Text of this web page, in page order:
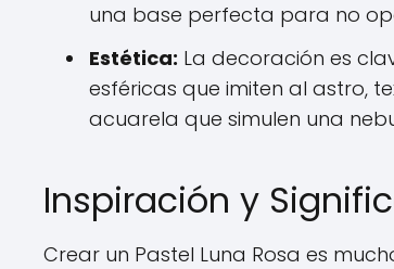
una base perfecta para no
Estética: La decoración es
esféricas que imiten al astro,
acuarela que simulen una
Inspiración y
Crear un Pastel Luna Rosa es